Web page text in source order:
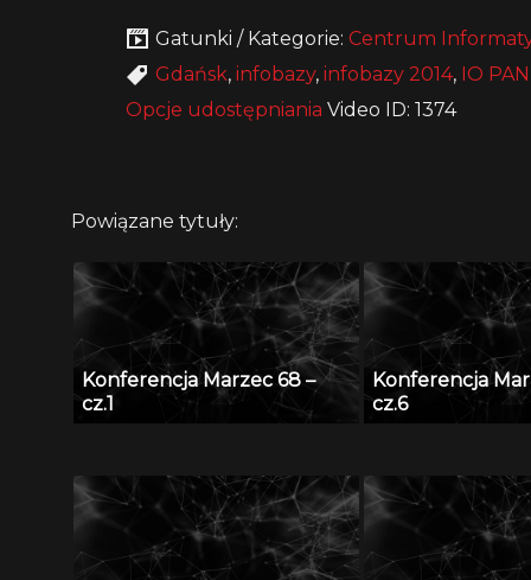
Gatunki / Kategorie: Centrum
Gdańsk, infobazy, infobazy 2014, IO PAN
Opcje udostępniania Video ID: 1374
Powiązane tytuły:
Konferencja Marzec 68 –
cz.1
Konferencja
cz.6